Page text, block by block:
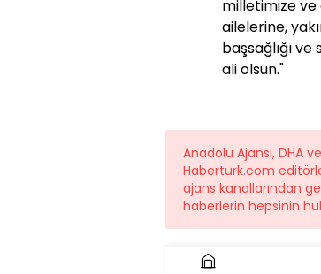
milletimize
ailelerine,
başsağlığı
ali olsun."
Anadolu Ajansı, DHA
Haberturk.com
ajans kanallarından
haberlerin hepsinin